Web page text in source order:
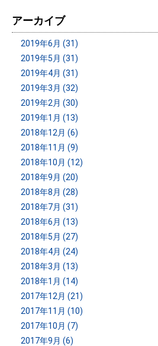
アーカイブ
2019年6月 (31)
2019年5月 (31)
2019年4月 (31)
2019年3月 (32)
2019年2月 (30)
2019年1月 (13)
2018年12月 (6)
2018年11月 (9)
2018年10月 (12)
2018年9月 (20)
2018年8月 (28)
2018年7月 (31)
2018年6月 (13)
2018年5月 (27)
2018年4月 (24)
2018年3月 (13)
2018年1月 (14)
2017年12月 (21)
2017年11月 (10)
2017年10月 (7)
2017年9月 (6)